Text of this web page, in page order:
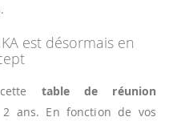
est désormais en
table de réunion
ans. En fonction de vos